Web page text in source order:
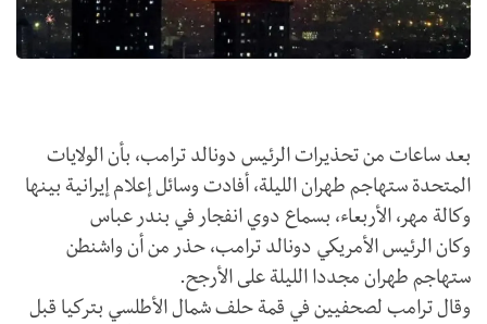
بعد ساعات من تحذيرات الرئيس دونالد ترامب، بأن الولايات
المتحدة ستهاجم طهران الليلة، أفادت وسائل إعلام إيرانية بينها
وكالة مهر، الأربعاء، بسماع دوي انفجار في بندر عباس
وكان الرئيس الأمريكي دونالد ترامب، حذر من أن واشنطن
ستهاجم طهران مجددا الليلة على الأرجح.
وقال ترامب لصحفيين في قمة حلف شمال الأطلسي بتركيا قبل